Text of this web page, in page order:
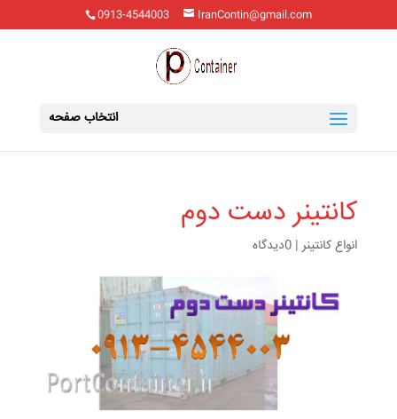
0913-4544003 IranContin@gmail.com
انتخاب صفحه
کانتینر دست دوم
انواع کانتینر| 0دیدگاه